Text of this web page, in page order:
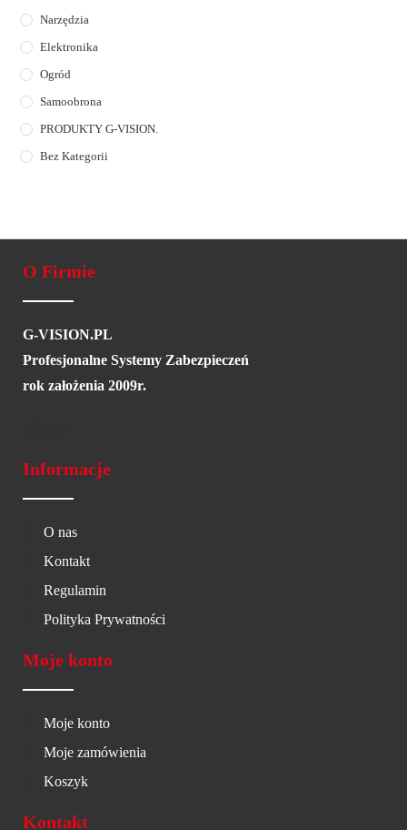
Narzędzia
Elektronika
Ogród
Samoobrona
PRODUKTY G-VISION.
Bez Kategorii
O Firmie
G-VISION.PL
Profesjonalne Systemy Zabezpieczeń
rok założenia 2009r.
Informacje
O nas
Kontakt
Regulamin
Polityka Prywatności
Moje konto
Moje konto
Moje zamówienia
Koszyk
Kontakt